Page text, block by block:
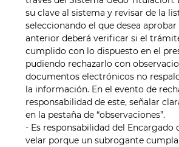
su clave al sistema y revisar de la
seleccionando el que desea
anterior deberá verificar si el
cumplido con lo dispuesto en el
pudiendo rechazarlo con
documentos electrónicos no
la información. En el evento de
responsabilidad de este, señalar
en la pestaña de “observaciones”.
- Es responsabilidad del Encargado
velar porque un subrogante